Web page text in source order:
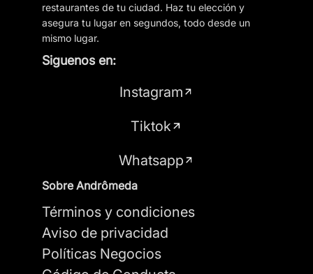
restaurantes de tu ciudad. Haz tu elección y
asegura tu lugar en segundos, todo desde un
mismo lugar.
Siguenos en:
Instagram
Tiktok
Whatsapp
Sobre Andrômeda
Términos y condiciones
Aviso de privacidad
Políticas Negocios